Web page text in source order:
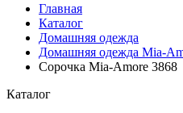
Главная
Каталог
Домашняя одежда
Домашняя одежда Mia-
Сорочка Mia-Amore 3868
Каталог